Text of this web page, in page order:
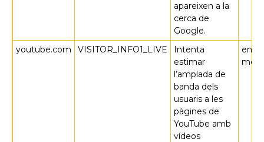
apareixen a la
cerca de
Google.
youtube.com VISITOR_INFO1_LIVE
Intenta
estimar
l’amplada de
banda dels
usuaris a les
pàgines de
YouTube amb
vídeos
en 4